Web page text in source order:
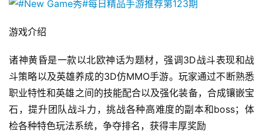
创
游
戏
业
界
手
机
游戏介绍
诸神黄昏是一款以北欧神话为题材，强调3D战斗表现和战
斗策略以及英雄养成的3D仿MMO手游。玩家通过不断熟悉
职业特性和英雄之间的技能配合以及强化装备，合成镶嵌宝
石，提升团队战斗力，挑战各种高难度的副本和boss；体
检各种特色玩法系统，争夺排名，获得丰厚奖励